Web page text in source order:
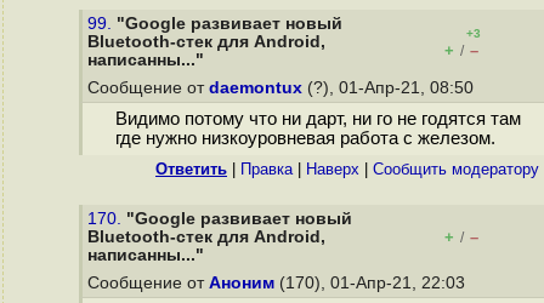
99. "Google развивает новый
Bluetooth-стек для Android,
написанны..."
+3
+ / –
Сообщение от daemontux (?), 01-Апр-21, 08:50
Видимо потому что ни дарт, ни го не годятся там
где нужно низкоуровневая работа с железом.
Ответить Правка| Наверх Cообщить модератору
170. "Google развивает новый
Bluetooth-стек для Android,
написанны..."
+ / –
Сообщение от Аноним (170), 01-Апр-21, 22:03